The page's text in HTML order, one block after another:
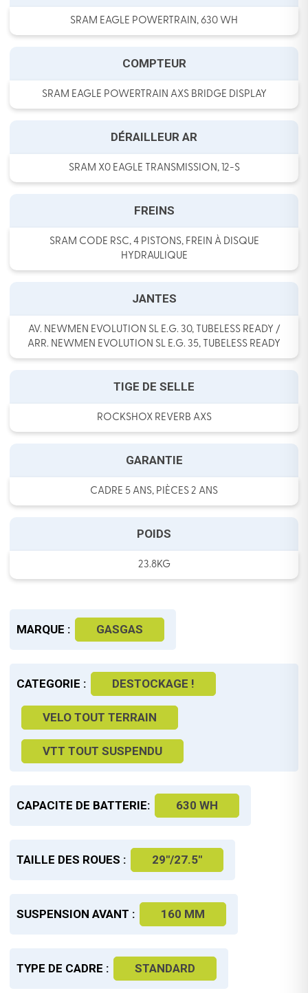
SRAM EAGLE POWERTRAIN, 630 WH
COMPTEUR
SRAM EAGLE POWERTRAIN AXS BRIDGE DISPLAY
DÉRAILLEUR AR
SRAM X0 EAGLE TRANSMISSION, 12-S
FREINS
SRAM CODE RSC, 4 PISTONS, FREIN À DISQUE
HYDRAULIQUE
JANTES
AV. NEWMEN EVOLUTION SL E.G. 30, TUBELESS READY /
ARR. NEWMEN EVOLUTION SL E.G. 35, TUBELESS READY
TIGE DE SELLE
ROCKSHOX REVERB AXS
GARANTIE
CADRE 5 ANS, PIÈCES 2 ANS
POIDS
23.8KG
MARQUE : GASGAS
CATEGORIE : DESTOCKAGE !
VELO TOUT TERRAIN
VTT TOUT SUSPENDU
CAPACITE DE BATTERIE: 630 WH
TAILLE DES ROUES : 29"/27.5"
SUSPENSION AVANT : 160 MM
TYPE DE CADRE : STANDARD